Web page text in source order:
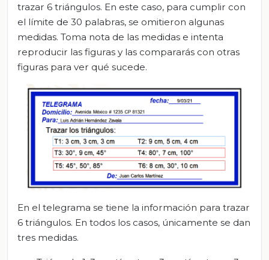
trazar 6 triángulos. En este caso, para cumplir con
el límite de 30 palabras, se omitieron algunas
medidas. Toma nota de las medidas e intenta
reproducir las figuras y las compararás con otras
figuras para ver qué sucede.
En el telegrama se tiene la información para trazar
6 triángulos. En todos los casos, únicamente se dan
tres medidas.